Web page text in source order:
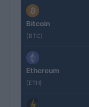
Bitcoin
(BTC)
Ethereum
(ETH)